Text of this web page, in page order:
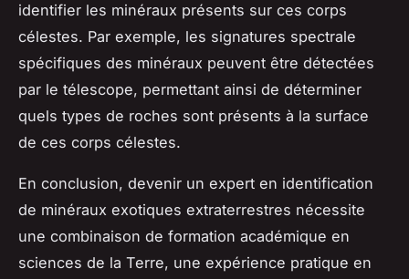
identifier les minéraux présents sur ces corps
célestes. Par exemple, les signatures spectrale
spécifiques des minéraux peuvent être détectées
par le télescope, permettant ainsi de déterminer
quels types de roches sont présents à la surface
de ces corps célestes.
En conclusion, devenir un expert en identification
de minéraux exotiques extraterrestres nécessite
une combinaison de formation académique en
sciences de la Terre, une expérience pratique en